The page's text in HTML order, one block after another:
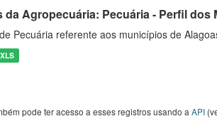
da Agropecuária: Pecuária - Perfil
Pecuária referente aos municípios de
XLS
pode ter acesso a esses registros usando a API